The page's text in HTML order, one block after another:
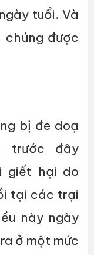
tuổi. Và
chúng được
bị đe doạ
trước đây
giết hại do
tại các trại
này ngày
ở một mức